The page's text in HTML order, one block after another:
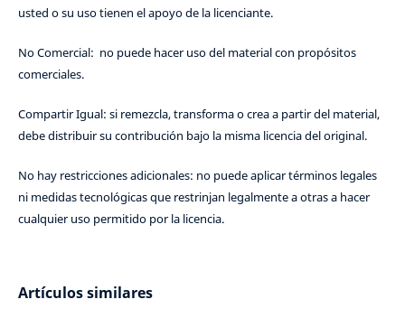
usted o su uso tienen el apoyo de la licenciante.
No Comercial: no puede hacer uso del material con propósitos
comerciales.
Compartir Igual: si remezcla, transforma o crea a partir del material,
debe distribuir su contribución bajo la misma licencia del original.
No hay restricciones adicionales: no puede aplicar términos legales
ni medidas tecnológicas que restrinjan legalmente a otras a hacer
cualquier uso permitido por la licencia.
Artículos similares